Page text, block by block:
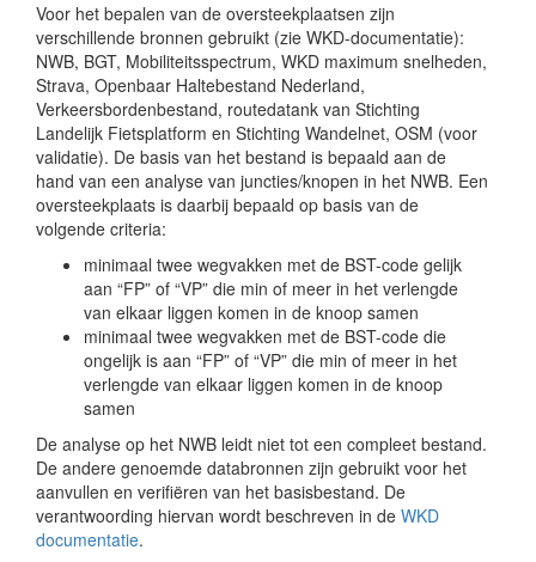
Voor het bepalen van de oversteekplaatsen zijn
verschillende bronnen gebruikt (zie WKD-documentatie):
NWB, BGT, Mobiliteitsspectrum, WKD maximum snelheden,
Strava, Openbaar Haltebestand Nederland,
Verkeersbordenbestand, routedatank van Stichting
Landelijk Fietsplatform en Stichting Wandelnet, OSM (voor
validatie). De basis van het bestand is bepaald aan de
hand van een analyse van juncties/knopen in het NWB. Een
oversteekplaats is daarbij bepaald op basis van de
volgende criteria:
minimaal twee wegvakken met de BST-code gelijk
aan “FP” of “VP” die min of meer in het verlengde
van elkaar liggen komen in de knoop samen
minimaal twee wegvakken met de BST-code die
ongelijk is aan “FP” of “VP” die min of meer in het
verlengde van elkaar liggen komen in de knoop
samen
De analyse op het NWB leidt niet tot een compleet bestand.
De andere genoemde databronnen zijn gebruikt voor het
aanvullen en verifiëren van het basisbestand. De
verantwoording hiervan wordt beschreven in de WKD
documentatie.